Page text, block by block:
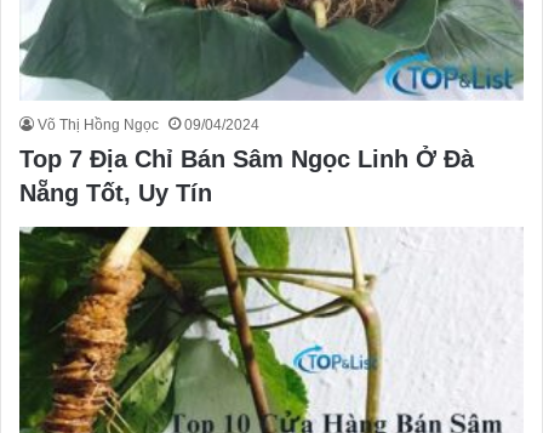
Võ Thị Hồng Ngọc 09/04/2024
Top 7 Địa Chỉ Bán Sâm Ngọc Linh Ở Đà
Nẵng Tốt, Uy Tín